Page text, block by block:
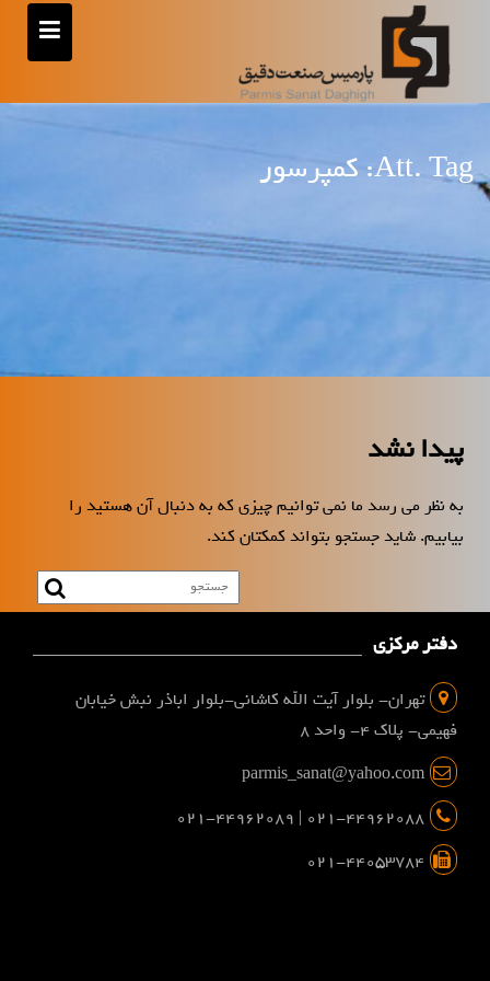
Att. Tag: کمپرسور
پیدا نشد
به نظر می رسد ما نمی توانیم چیزی که به دنبال آن هستید را
بیابیم. شاید جستجو بتواند کمکتان کند.
دفتر مرکزی
تهران- بلوار آیت الله کاشانی-بلوار اباذر نبش خیابان
فهیمی- پلاک 4- واحد 8
parmis_sanat@yahoo.com
021-44962088 | 021-44962089
021-44053784